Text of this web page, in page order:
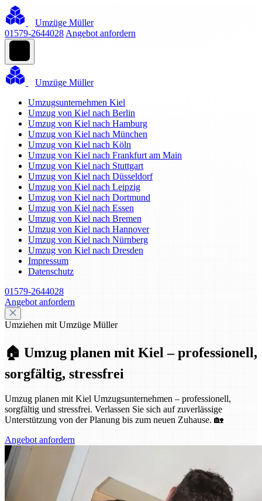
Umzüge Müller
01579-2644028 Angebot anfordern
Umzüge Müller
Umzugsunternehmen Kiel
Umzug von Kiel nach Berlin
Umzug von Kiel nach Hamburg
Umzug von Kiel nach München
Umzug von Kiel nach Köln
Umzug von Kiel nach Frankfurt am Main
Umzug von Kiel nach Stuttgart
Umzug von Kiel nach Düsseldorf
Umzug von Kiel nach Leipzig
Umzug von Kiel nach Dortmund
Umzug von Kiel nach Essen
Umzug von Kiel nach Bremen
Umzug von Kiel nach Hannover
Umzug von Kiel nach Nürnberg
Umzug von Kiel nach Dresden
Impressum
Datenschutz
01579-2644028
Angebot anfordern
Umziehen mit Umzüge Müller
🏠 Umzug planen mit Kiel – professionell,
sorgfältig, stressfrei
Umzug planen mit Kiel Umzugsunternehmen – professionell,
sorgfältig und stressfrei. Verlassen Sie sich auf zuverlässige
Unterstützung von der Planung bis zum neuen Zuhause. 🏡
Angebot anfordern